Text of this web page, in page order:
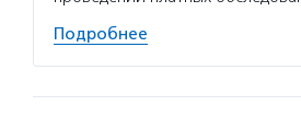
Подробнее